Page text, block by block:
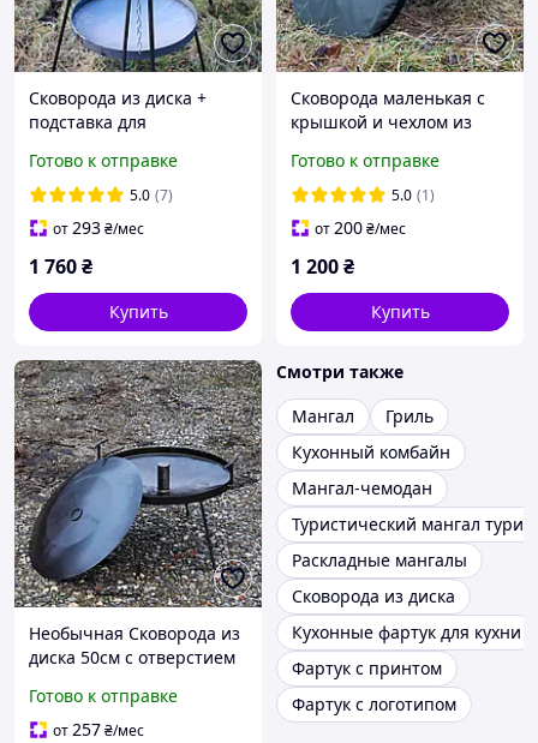
Сковорода из диска +
подставка для
Готово к отправке
5.0 (7)
от293₴/мес
1 760₴
Купить
Сковорода маленькая с
крышкой и чехлом из
туристическая
Готово к отправке
5.0 (1)
от200₴/мес
1 200₴
Купить
Необычная Сковорода из
диска 50см с отверстием
приготовления
Готово к отправке
от257₴/мес
Смотри также
Мангал
Гриль
Кухонный комбайн
Мангал-чемодан
Туристический мангал
Раскладные мангалы
Сковорода из диска
Кухонные фартук для кухни
Фартук с принтом
Фартук с логотипом